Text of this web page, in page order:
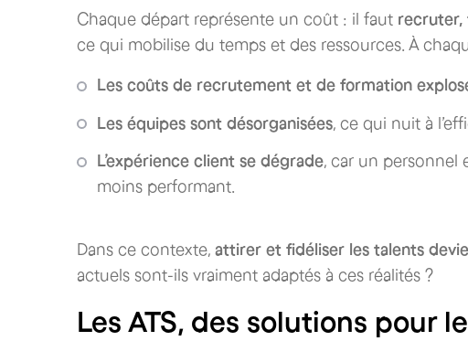
Chaque départ représente un coût : il faut recruter,
ce qui mobilise du temps et des ressources. À
Les coûts de recrutement et de formation
Les équipes sont désorganisées, ce qui nuit à
L’expérience client se dégrade, car un personnel
moins performant.
Dans ce contexte, attirer et fidéliser les talents
actuels sont-ils vraiment adaptés à ces réalités ?
Les ATS, des solutions pour